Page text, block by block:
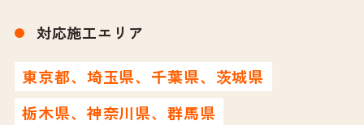
対応施工エリア
東京都、埼玉県、千葉県、茨城県
栃木県、神奈川県、群馬県